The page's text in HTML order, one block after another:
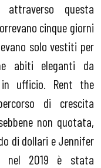
questa
cinque giorni
solo vestiti per
abiti eleganti da
ufficio. Rent the
di crescita
non quotata,
di dollari e Jennifer
nel 2019 è stata